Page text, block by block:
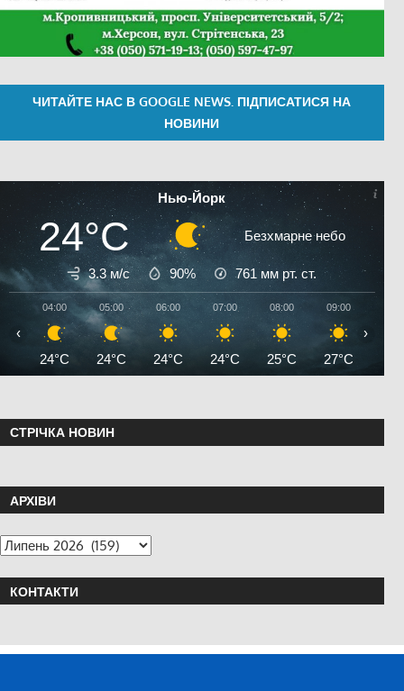
ЧИТАЙТЕ НАС В GOOGLE NEWS. ПІДПИСАТИСЯ НА
НОВИНИ
Нью-Йорк
24°C Безхмарне небо
3.3 м/с 90% 761 мм рт. ст.
04:00
24°C
05:00
24°C
06:00
24°C
07:00
24°C
08:00
25°C
09:00
27°C
‹ ›
СТРІЧКА НОВИН
АРХІВИ
КОНТАКТИ